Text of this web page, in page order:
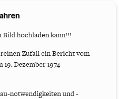
Bild hochladen kann!!!
Zufall ein Bericht vom
Dezember 1974
notwendigkeiten und -